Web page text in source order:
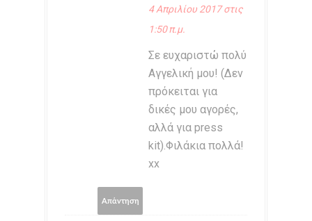
4 Απριλίου 2017 στις
1:50 π.μ.
Σε ευχαριστώ πολύ
Αγγελική μου! (Δεν
πρόκειται για
δικές μου αγορές,
αλλά για press
kit).Φιλάκια πολλά!
xx
Απάντηση